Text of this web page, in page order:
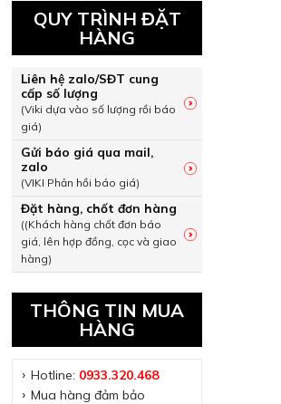
25kA chỉnh dòng Schneider LV510311 số
QUY TRÌNH ĐẶT
HÀNG
Liên hệ zalo/SĐT cung
cấp số lượng
(Viki dựa vào số lượng rồi báo
giá)
Gửi báo giá qua mail,
zalo
(VIKI Phản hồi báo giá)
Đặt hàng, chốt đơn hàng
((Khách hàng chốt đơn báo
giá, lên hợp đồng, cọc và giao
hàng)
THÔNG TIN MUA
HÀNG
Hotline: 0933.320.468
Mua hàng đảm bảo